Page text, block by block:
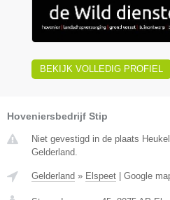
BEKIJK VOLLEDIG PROFIEL
Hoveniersbedrijf Stip
Niet gevestigd in de plaats
Gelderland.
Gelderland » Elspeet Google